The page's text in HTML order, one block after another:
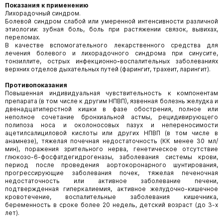
Показания к применению
Лихорадочный синдром.
Болевой синдром слабой или умеренной интенсивности различной
этиологии: зубная боль, боль при растяжении связок, вывихах,
переломах.
В качестве вспомогательного лекарственного средства для
лечения болевого и лихорадочного синдрома при синусите,
тонзиллите, острых инфекционно-воспалительных заболеваниях
верхних отделов дыхательных путей (фарингит, трахеит, ларингит).
Противопоказания
Повышенная индивидуальная чувствительность к компонентам
препарата (в том числе к другим НПВП), язвенная болезнь желудка и
двенадцатиперстной кишки в фазе обострения, полное или
неполное сочетание бронхиальной астмы, рецидивирующего
полипоза носа и околоносовых пазух и непереносимости
ацетилсалициловой кислоты или других НПВП (в том числе в
анамнезе), тяжелая почечная недостаточность (КК менее 30 мл/
мин), поражения зрительного нерва, генетическое отсутствие
глюкозо-6-фосфатдегидрогеназы, заболевания системы крови,
период после проведения аортокоронарного шунтирования,
прогрессирующие заболевания почек, тяжелая печеночная
недостаточность или активное заболевание печени,
подтвержденная гиперкалиемия, активное желудочно-кишечное
кровотечение, воспалительные заболевания кишечника,
беременность в сроке более 20 недель, детский возраст (до 3-х
лет).